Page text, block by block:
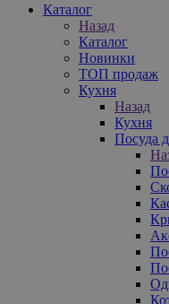
Каталог
Назад
Каталог
Новинки
ТОП продаж
Кухня
Назад
Кухня
Посуда